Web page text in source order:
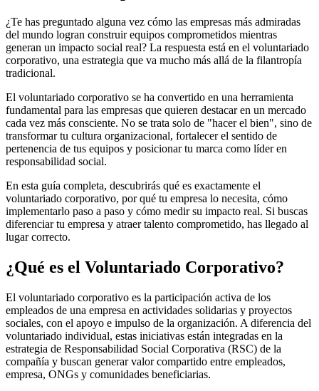
¿Te has preguntado alguna vez cómo las empresas más admiradas
del mundo logran construir equipos comprometidos mientras
generan un impacto social real? La respuesta está en el voluntariado
corporativo, una estrategia que va mucho más allá de la filantropía
tradicional.
El voluntariado corporativo se ha convertido en una herramienta
fundamental para las empresas que quieren destacar en un mercado
cada vez más consciente. No se trata solo de "hacer el bien", sino de
transformar tu cultura organizacional, fortalecer el sentido de
pertenencia de tus equipos y posicionar tu marca como líder en
responsabilidad social.
En esta guía completa, descubrirás qué es exactamente el
voluntariado corporativo, por qué tu empresa lo necesita, cómo
implementarlo paso a paso y cómo medir su impacto real. Si buscas
diferenciar tu empresa y atraer talento comprometido, has llegado al
lugar correcto.
¿Qué es el Voluntariado Corporativo?
El voluntariado corporativo es la participación activa de los
empleados de una empresa en actividades solidarias y proyectos
sociales, con el apoyo e impulso de la organización. A diferencia del
voluntariado individual, estas iniciativas están integradas en la
estrategia de Responsabilidad Social Corporativa (RSC) de la
compañía y buscan generar valor compartido entre empleados,
empresa, ONGs y comunidades beneficiarias.